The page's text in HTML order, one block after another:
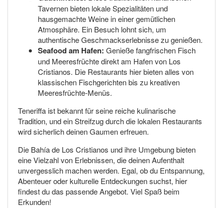
Tavernen bieten lokale Spezialitäten und
hausgemachte Weine in einer gemütlichen
Atmosphäre. Ein Besuch lohnt sich, um
authentische Geschmackserlebnisse zu genießen.
Seafood am Hafen: Genieße fangfrischen Fisch
und Meeresfrüchte direkt am Hafen von Los
Cristianos. Die Restaurants hier bieten alles von
klassischen Fischgerichten bis zu kreativen
Meeresfrüchte-Menüs.
Teneriffa ist bekannt für seine reiche kulinarische
Tradition, und ein Streifzug durch die lokalen Restaurants
wird sicherlich deinen Gaumen erfreuen.
Die Bahía de Los Cristianos und ihre Umgebung bieten
eine Vielzahl von Erlebnissen, die deinen Aufenthalt
unvergesslich machen werden. Egal, ob du Entspannung,
Abenteuer oder kulturelle Entdeckungen suchst, hier
findest du das passende Angebot. Viel Spaß beim
Erkunden!